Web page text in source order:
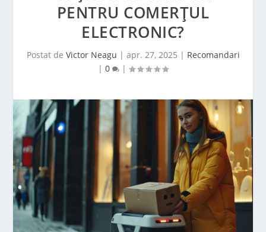
PENTRU COMERȚUL
ELECTRONIC?
Postat de Victor Neagu | apr. 27, 2025 | Recomandari
| 0 |